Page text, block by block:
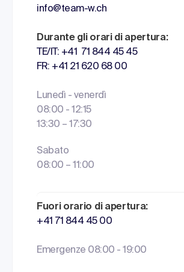
info@team-w.ch
Durante gli orari di apertura:
TE/IT: +41 71 844 45 45
FR: +41 21 620 68 00
Lunedì - venerdì
08:00 - 12:15
13:30 – 17:30
Sabato
08:00 – 11:00
Fuori orario di apertura:
+41 71 844 45 00
Emergenze 08:00 - 19:00